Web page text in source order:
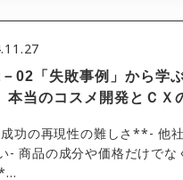
02「失敗事例」から学
当のコスメ開発とＣＸ
功の再現性の難しさ**- 他
- 商品の成分や価格だけで